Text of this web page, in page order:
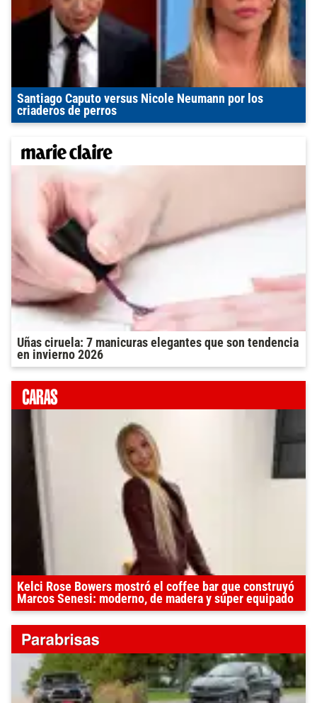
Santiago Caputo versus Nicole Neumann por los
criaderos de perros
Uñas ciruela: 7 manicuras elegantes que son tendencia
en invierno 2026
Kelci Rose Bowers mostró el coffee bar que construyó
Marcos Senesi: moderno, de madera y súper equipado